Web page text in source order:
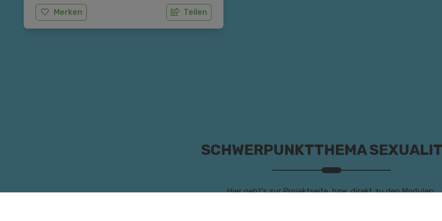
Merken
Teilen
SCHWERPUNKTTHEMA
Hier geht's zur Projektseite, bzw. direkt zu den Modulen: